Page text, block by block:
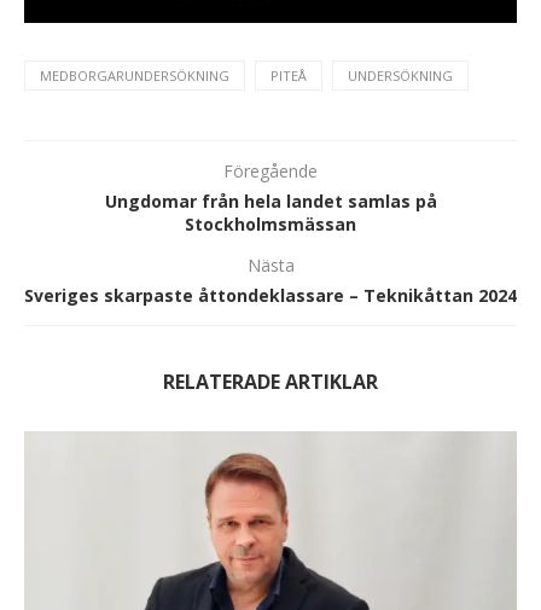
MEDBORGARUNDERSÖKNING PITEÅ UNDERSÖKNING
Föregående
Ungdomar från hela landet samlas på
Stockholmsmässan
Nästa
Sveriges skarpaste åttondeklassare – Teknikåttan 2024
RELATERADE ARTIKLAR